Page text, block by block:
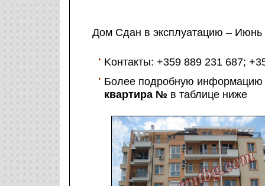
Дом Сдан в эксплуатацию – Июнь
Kонтакты: +359 889 231 687;
Более подробную информацию
квартира № в таблице ниже